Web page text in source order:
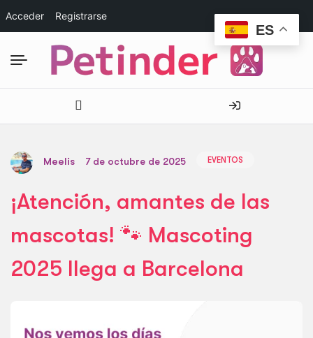
Acceder Registrarse
Meelis 7 de octubre de 2025 EVENTOS
¡Atención, amantes de las
mascotas! 🐾 Mascoting
2025 llega a Barcelona
ES